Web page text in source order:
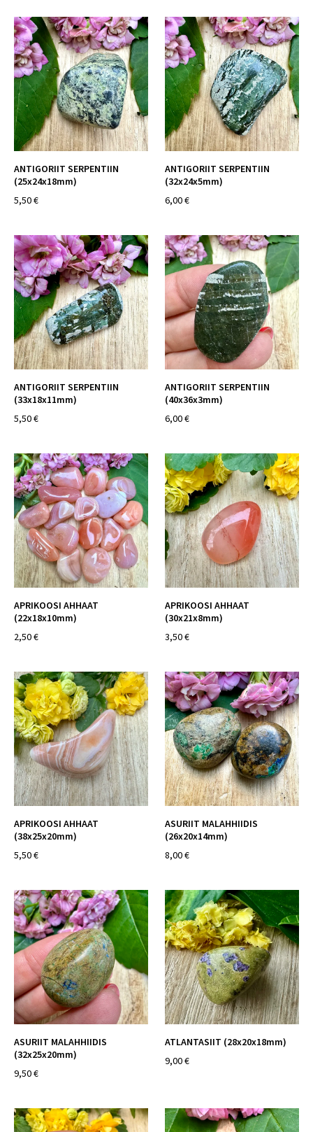
ANTIGORIIT SERPENTIIN
(25x24x18mm)
5,50 €
ANTIGORIIT SERPENTIIN
(32x24x5mm)
6,00 €
ANTIGORIIT SERPENTIIN
(33x18x11mm)
5,50 €
ANTIGORIIT SERPENTIIN
(40x36x3mm)
6,00 €
APRIKOOSI AHHAAT
(22x18x10mm)
2,50 €
APRIKOOSI AHHAAT
(30x21x8mm)
3,50 €
APRIKOOSI AHHAAT
(38x25x20mm)
5,50 €
ASURIIT MALAHHIIDIS
(26x20x14mm)
8,00 €
ASURIIT MALAHHIIDIS
(32x25x20mm)
9,50 €
ATLANTASIIT (28x20x18mm)
9,00 €